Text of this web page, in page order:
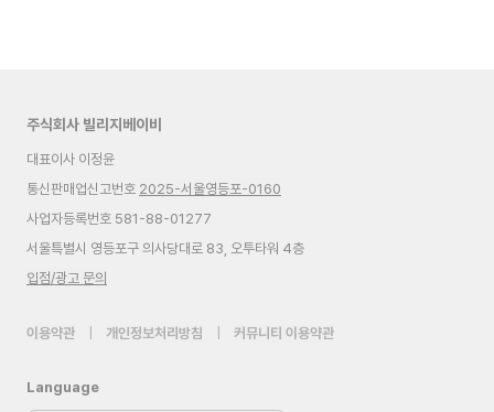
주식회사 빌리지베이비
대표이사 이정윤
통신판매업신고번호 2025-서울영등포-0160
사업자등록번호 581-88-01277
서울특별시 영등포구 의사당대로 83, 오투타워 4층
입점/광고 문의
이용약관 개인정보처리방침 커뮤니티 이용약관
Language